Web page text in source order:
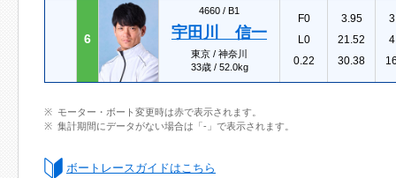
6
4660 / B1
宇田川 信一
東京 / 神奈川
33歳 / 52.0kg
F0
L0
0.22
3.95
21.52
30.38
モーター・ボート変更時は赤で表示されます。
集計期間にデータがない場合は「-」で表示されます。
ボートレースガイドはこちら